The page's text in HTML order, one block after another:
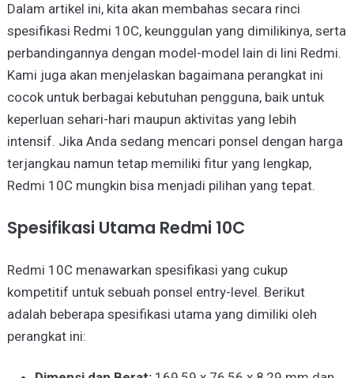
Dalam artikel ini, kita akan membahas secara rinci
spesifikasi Redmi 10C, keunggulan yang dimilikinya, serta
perbandingannya dengan model-model lain di lini Redmi.
Kami juga akan menjelaskan bagaimana perangkat ini
cocok untuk berbagai kebutuhan pengguna, baik untuk
keperluan sehari-hari maupun aktivitas yang lebih
intensif. Jika Anda sedang mencari ponsel dengan harga
terjangkau namun tetap memiliki fitur yang lengkap,
Redmi 10C mungkin bisa menjadi pilihan yang tepat.
Spesifikasi Utama Redmi 10C
Redmi 10C menawarkan spesifikasi yang cukup
kompetitif untuk sebuah ponsel entry-level. Berikut
adalah beberapa spesifikasi utama yang dimiliki oleh
perangkat ini: